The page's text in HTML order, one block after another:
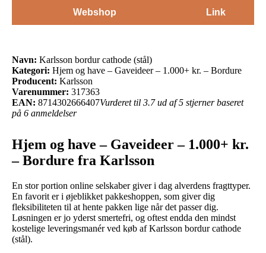
Webshop
Link
Navn: Karlsson bordur cathode (stål)
Kategori: Hjem og have – Gaveideer – 1.000+ kr. – Bordure
Producent: Karlsson
Varenummer: 317363
EAN: 8714302666407Vurderet til 3.7 ud af 5 stjerner baseret
på 6 anmeldelser
Hjem og have – Gaveideer – 1.000+ kr.
– Bordure fra Karlsson
En stor portion online selskaber giver i dag alverdens fragttyper.
En favorit er i øjeblikket pakkeshoppen, som giver dig
fleksibiliteten til at hente pakken lige når det passer dig.
Løsningen er jo yderst smertefri, og oftest endda den mindst
kostelige leveringsmanér ved køb af Karlsson bordur cathode
(stål).